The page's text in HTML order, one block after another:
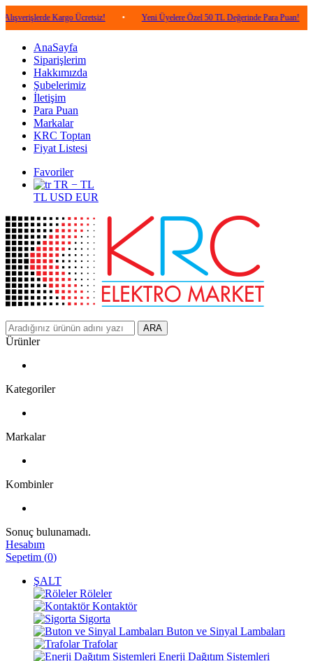
Kargo Ücretsiz! • Yeni Üyelere Özel 50 TL Değerinde Para Puan! •
AnaSayfa
Siparişlerim
Hakkımızda
Şubelerimiz
İletişim
Para Puan
Markalar
KRC Toptan
Fiyat Listesi
Favoriler
TR − TL
TL USD EUR
ARA
Ürünler
Kategoriler
Markalar
Kombinler
Sonuç bulunamadı.
Hesabım
Sepetim (0)
ŞALT
Röleler
Kontaktör
Sigorta
Buton ve Sinyal Lambaları
Trafolar
Enerji Dağıtım Sistemleri